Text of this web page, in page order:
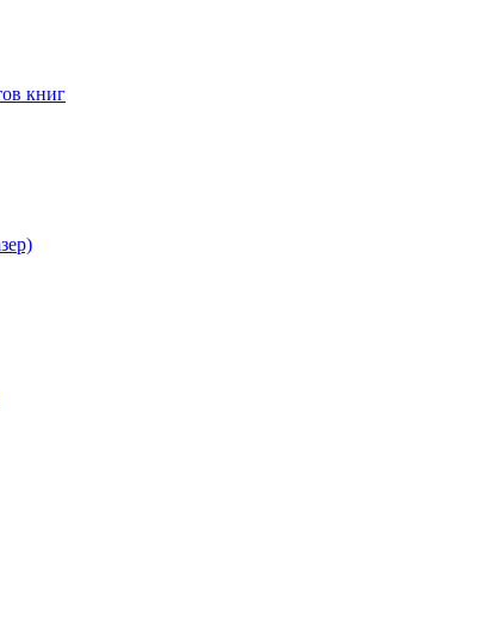
книг